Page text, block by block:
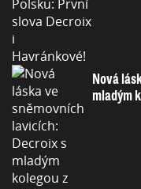
Nová
mladým